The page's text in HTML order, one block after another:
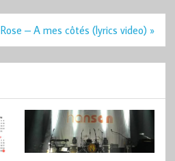
Rose – A mes côtés (lyrics video) »